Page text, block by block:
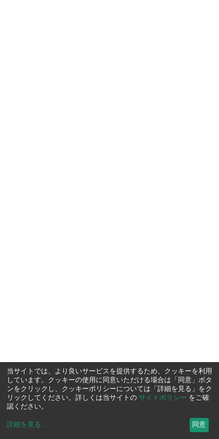
当サイトでは、より良いサービスを提供するため、クッキーを利用
しています。クッキーの使用に同意いただける場合は「同意」ボタ
ンをクリックし、クッキーポリシーについては「詳細を見る」をク
リックしてください。詳しくは当サイトの サイトポリシー をご確
認ください。
詳細を見る ... 同意